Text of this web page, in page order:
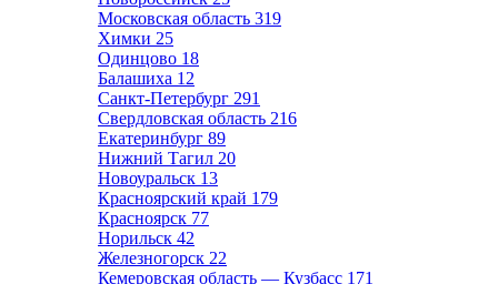
Московская область 319
Химки 25
Одинцово 18
Балашиха 12
Санкт-Петербург 291
Свердловская область 216
Екатеринбург 89
Нижний Тагил 20
Новоуральск 13
Красноярский край 179
Красноярск 77
Норильск 42
Железногорск 22
Кемеровская область — Кузбасс 171